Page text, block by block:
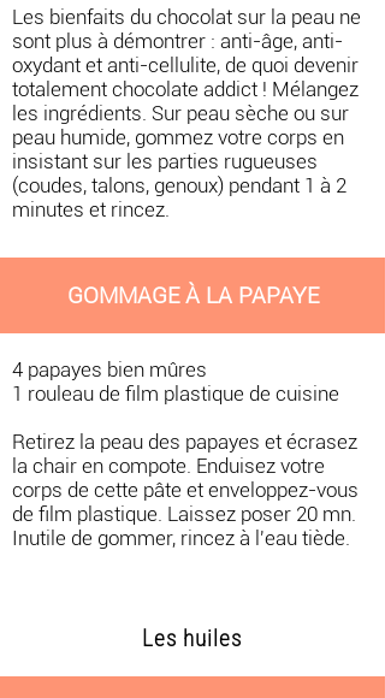
Les bienfaits du chocolat sur la peau ne
sont plus à démontrer : anti-âge, anti-
oxydant et anti-cellulite, de quoi devenir
totalement chocolate addict ! Mélangez
les ingrédients. Sur peau sèche ou sur
peau humide, gommez votre corps en
insistant sur les parties rugueuses
(coudes, talons, genoux) pendant 1 à 2
minutes et rincez.
GOMMAGE À LA PAPAYE
4 papayes bien mûres
1 rouleau de film plastique de cuisine
Retirez la peau des papayes et écrasez
la chair en compote. Enduisez votre
corps de cette pâte et enveloppez-vous
de film plastique. Laissez poser 20 mn.
Inutile de gommer, rincez à l'eau tiède.
Les huiles